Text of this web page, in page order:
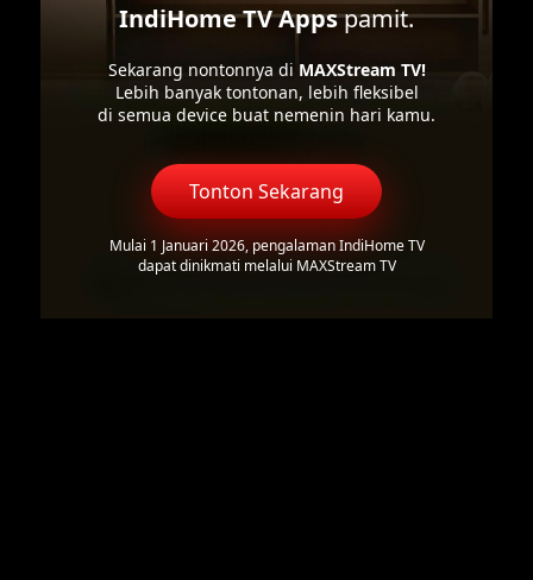
IndiHome TV Appspamit.
Sekarang nontonnya di MAXStream TV!
Lebih banyak tontonan, lebih fleksibel
di semua device buat nemenin hari kamu.
Tonton Sekarang
Mulai 1 Januari 2026, pengalaman IndiHome TV
dapat dinikmati melalui MAXStream TV